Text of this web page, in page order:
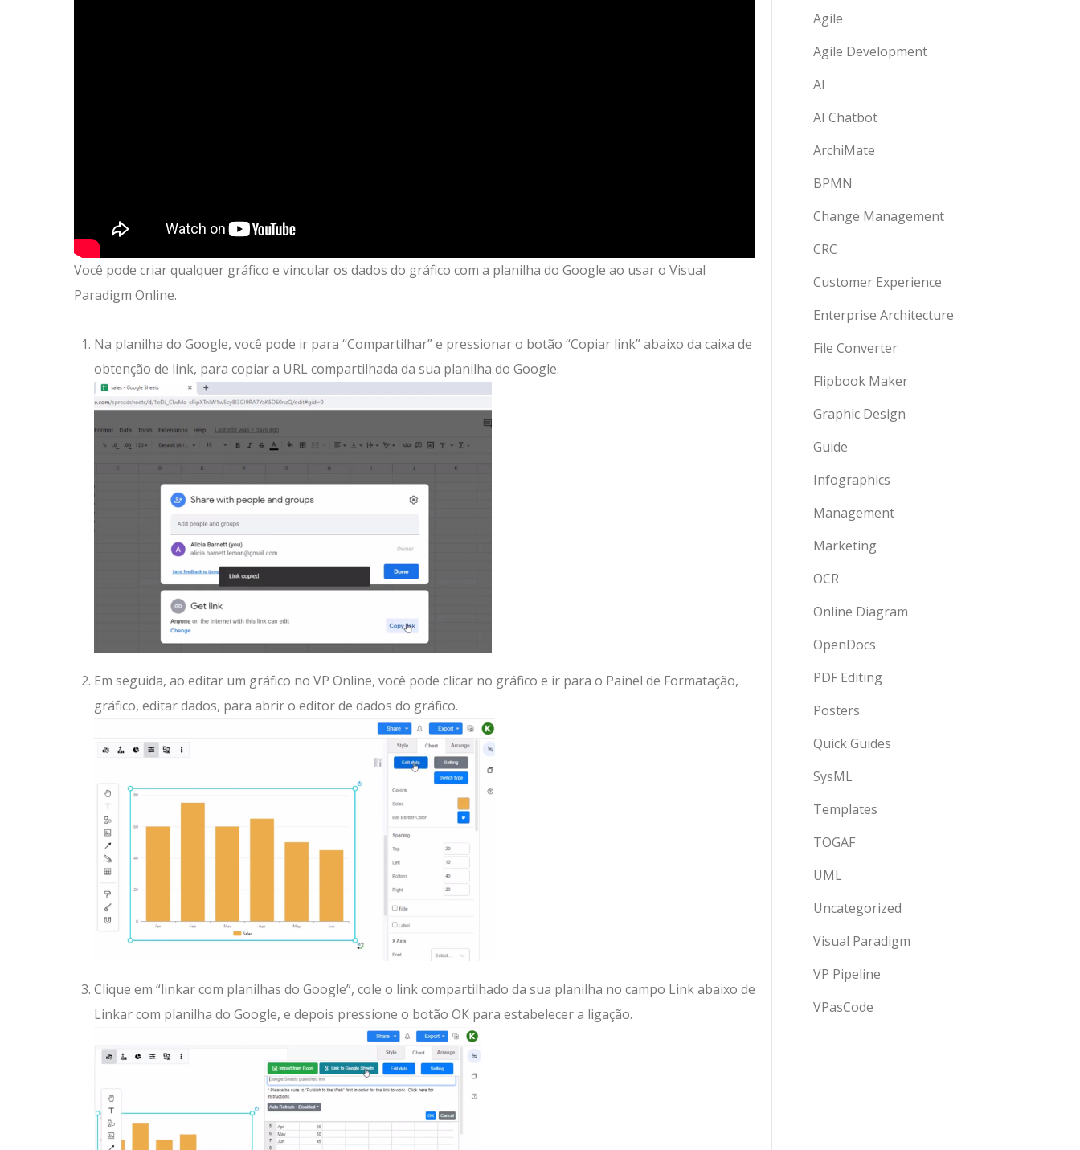
Você pode criar qualquer gráfico e vincular os dados do gráfico com a planilha do Google ao usar o Visual
Paradigm Online.
Na planilha do Google, você pode ir para “Compartilhar” e pressionar o botão “Copiar link” abaixo da caixa de
obtenção de link, para copiar a URL compartilhada da sua planilha do Google.
Em seguida, ao editar um gráfico no VP Online, você pode clicar no gráfico e ir para o Painel de Formatação,
gráfico, editar dados, para abrir o editor de dados do gráfico.
Clique em “linkar com planilhas do Google”, cole o link compartilhado da sua planilha no campo Link abaixo de
Linkar com planilha do Google, e depois pressione o botão OK para estabelecer a ligação.
Agile
Agile Development
AI
AI Chatbot
ArchiMate
BPMN
Change Management
CRC
Customer Experience
Enterprise Architecture
File Converter
Flipbook Maker
Graphic Design
Guide
Infographics
Management
Marketing
OCR
Online Diagram
OpenDocs
PDF Editing
Posters
Quick Guides
SysML
Templates
TOGAF
UML
Uncategorized
Visual Paradigm
VP Pipeline
VPasCode